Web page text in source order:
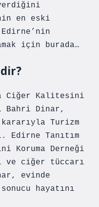
en eski
için burada…
Ciğer Kalitesini
Bahri Dinar,
Turizm
Tanıtım
Koruma Derneği
ve ciğer tüccarı
evinde
hayatını